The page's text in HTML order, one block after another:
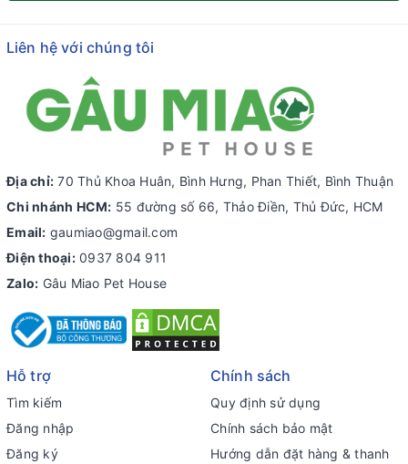
Liên hệ với chúng tôi
Địa chỉ: 70 Thủ Khoa Huân, Bình Hưng, Phan Thiết, Bình Thuận
Chi nhánh HCM: 55 đường số 66, Thảo Điền, Thủ Đức, HCM
Email: gaumiao@gmail.com
Điện thoại: 0937 804 911
Zalo: Gâu Miao Pet House
Hỗ trợ
Tìm kiếm
Đăng nhập
Đăng ký
Chính sách
Quy định sử dụng
Chính sách bảo mật
Hướng dẫn đặt hàng & thanh